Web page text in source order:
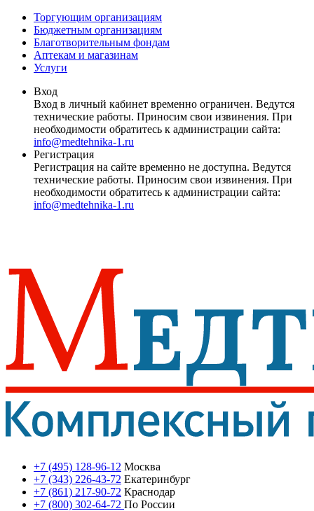
Торгующим организациям
Бюджетным организациям
Благотворительным фондам
Аптекам и магазинам
Услуги
Вход
Вход в личный кабинет временно ограничен. Ведутся
технические работы. Приносим свои извинения. При
необходимости обратитесь к администрации сайта:
info@medtehnika-1.ru
Регистрация
Регистрация на сайте временно не доступна. Ведутся
технические работы. Приносим свои извинения. При
необходимости обратитесь к администрации сайта:
info@medtehnika-1.ru
+7 (495) 128-96-12 Москва
+7 (343) 226-43-72 Екатеринбург
+7 (861) 217-90-72 Краснодар
+7 (800) 302-64-72 По России